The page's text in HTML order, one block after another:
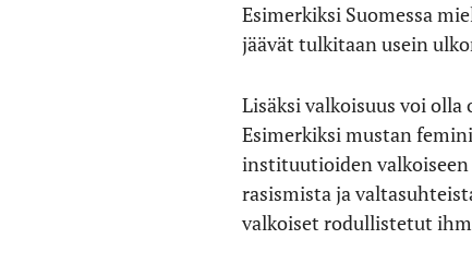
Esimerkiksi Suomessa
jäävät tulkitaan usein
Lisäksi valkoisuus voi
Esimerkiksi mustan
instituutioiden
rasismista ja
valkoiset rodullistetut